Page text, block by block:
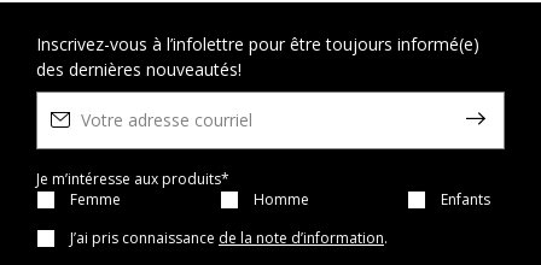
Inscrivez-vous à l’infolettre pour être toujours informé(e)
des dernières nouveautés!
Je m’intéresse aux produits*
Femme
Homme
Enfants
J’ai pris connaissance de la note d’information.